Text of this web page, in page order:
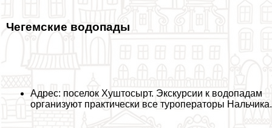
Чегемские водопады
Адрес: поселок Хуштосырт. Экскурсии к водопадам
организуют пpaктически все туроператоры Нальчика.